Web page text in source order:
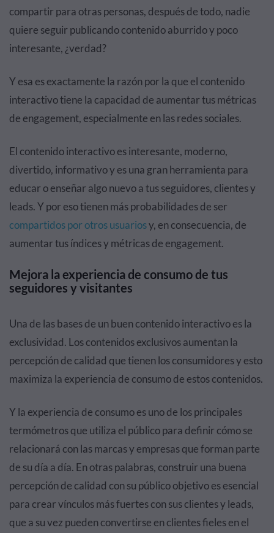
compartir para otras personas, después de todo, nadie
quiere seguir publicando contenido aburrido y poco
interesante, ¿verdad?
Y esa es exactamente la razón por la que el contenido
interactivo tiene la capacidad de aumentar tus métricas
de engagement, especialmente en las redes sociales.
El contenido interactivo es interesante, moderno,
divertido, informativo y es una gran herramienta para
educar o enseñar algo nuevo a tus seguidores, clientes y
leads. Y por eso tienen más probabilidades de ser
compartidos por otros usuariosy, en consecuencia, de
aumentar tus índices y métricas de engagement.
Mejora la experiencia de consumo de tus
seguidores y visitantes
Una de las bases de un buen contenido interactivo es la
exclusividad. Los contenidos exclusivos aumentan la
percepción de calidad que tienen los consumidores y esto
maximiza la experiencia de consumo de estos contenidos.
Y la experiencia de consumo es uno de los principales
termómetros que utiliza el público para definir cómo se
relacionará con las marcas y empresas que forman parte
de su día a día. En otras palabras, construir una buena
percepción de calidad con su público objetivo es esencial
para crear vínculos más fuertes con sus clientes y leads,
que a su vez pueden convertirse en clientes fieles en el